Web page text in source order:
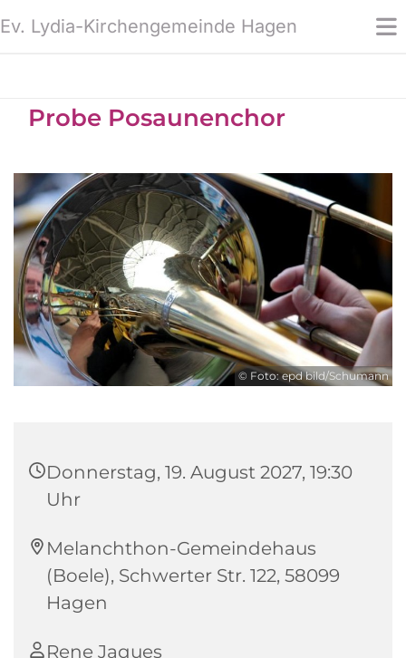
Ev. Lydia-Kirchengemeinde Hagen
Probe Posaunenchor
© Foto: epd bild/Schumann
Donnerstag, 19. August 2027, 19:30
Uhr
Melanchthon-Gemeindehaus
(Boele), Schwerter Str. 122, 58099
Hagen
Rene Jaques